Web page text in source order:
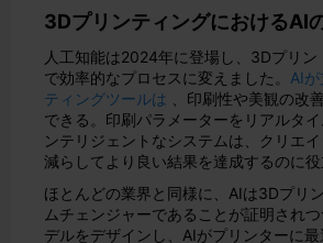
3DプリンティングにおけるAI
人工知能は2024年に登場し、3Dプリン
で効率的なプロセスに変えました。 AI
ティングツールは
、印刷性や美観の改
できる。印刷パラメーターをリアルタ
ンテリジェントなシステムは、クリエ
減らしてより良い結果を達成するのに役
ほとんどの業界と同様に、AIは3Dプリ
ムチェンジャーであることが証明され
デルをデザインし、AIがプリンターに最